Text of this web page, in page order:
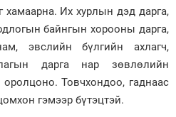
хамаарна. Их хурлын дэд дарга,
байнгын хорооны дарга,
эвслийн бүлгийн ахлагч,
дарга нар зөвлөлийн
оролцоно. Товчхондоо, гаднаас
гэмээр бүтэцтэй.